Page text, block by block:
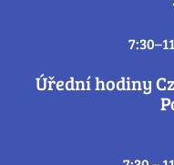
Úřední hodiny